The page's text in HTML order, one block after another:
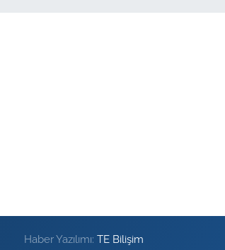
Haber Yazılımı:TE Bilişim